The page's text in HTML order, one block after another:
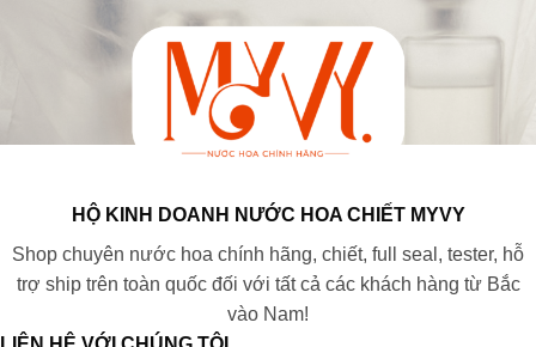
HỘ KINH DOANH NƯỚC HOA CHIẾT MYVY
Shop chuyên nước hoa chính hãng, chiết, full seal, tester, hỗ
trợ ship trên toàn quốc đối với tất cả các khách hàng từ Bắc
vào Nam!